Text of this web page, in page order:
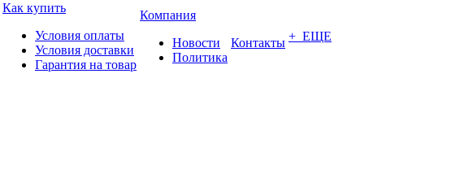
Как купить
Условия оплаты
Условия доставки
Гарантия на товар
Компания
Новости
Политика
Контакты + ЕЩЕ